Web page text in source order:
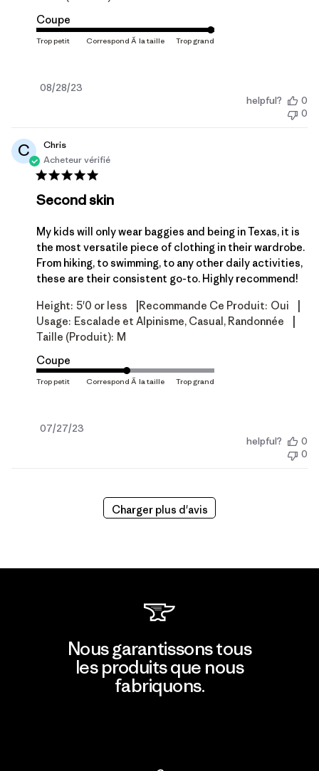
Coupe
Date
08/28/23
helpful?
0
0
C
Chris
Acheteur vérifié
Second skin
My kids will only wear baggies and being in Texas, it is
the most versatile piece of clothing in their wardrobe.
From hiking, to swimming, to any other daily activities,
these are their consistent go-to. Highly recommend!
Height: 5'0 or less Recommande Ce Produit: Oui
Usage: Escalade et Alpinisme, Casual, Randonnée
Taille (produit): M
Coupe
Date
07/27/23
helpful?
0
0
Charger plus d'avis
Nous garantissons tous
les produits que nous
fabriquons.